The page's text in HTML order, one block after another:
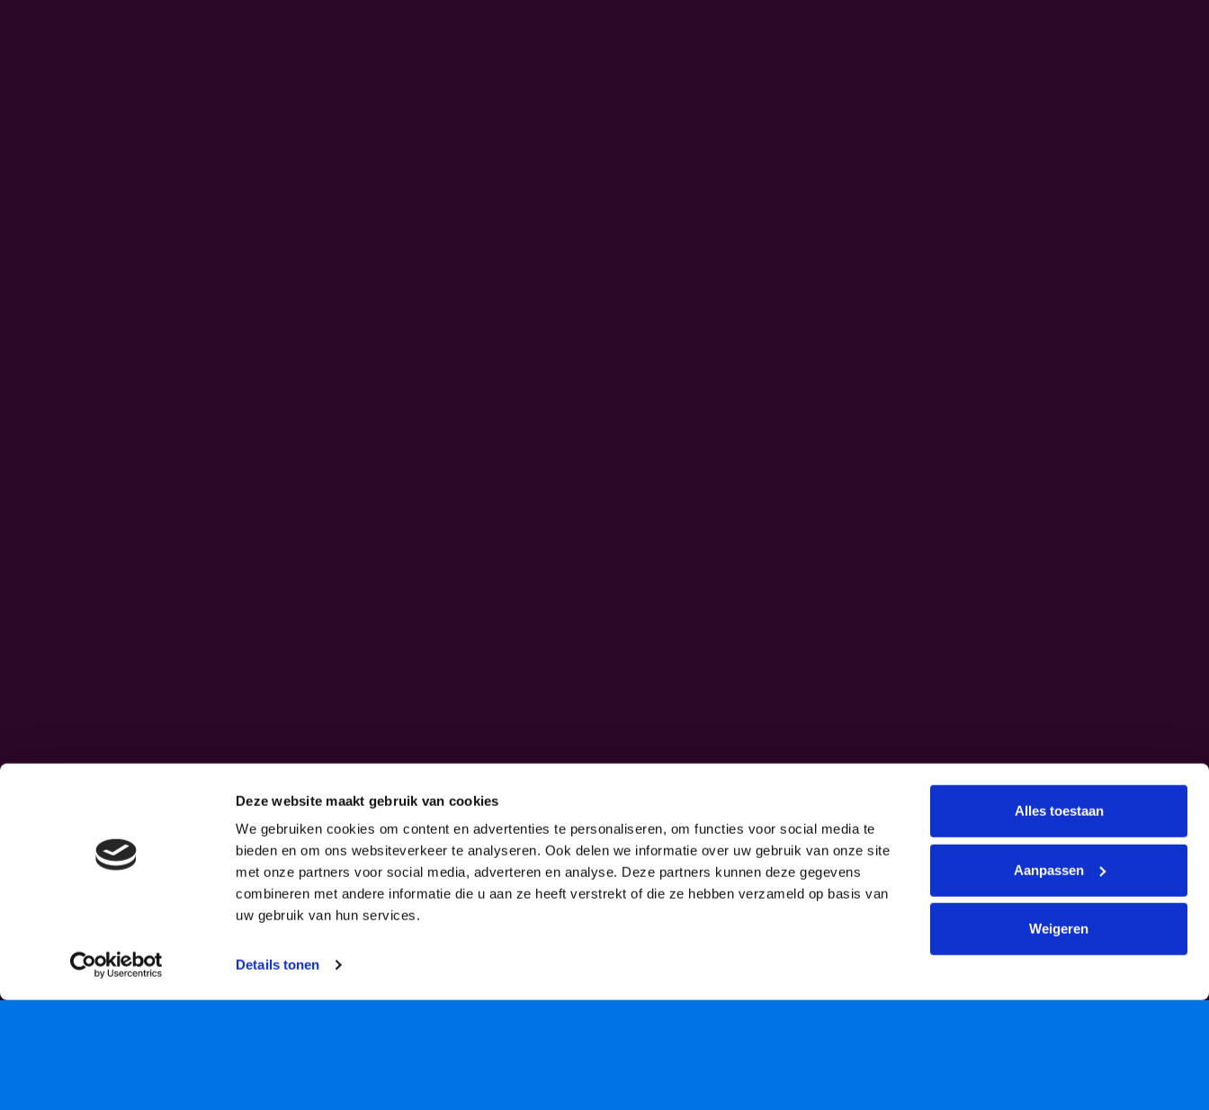
Deze website maakt gebruik van cookies
We gebruiken cookies om content en advertenties te personaliseren, om functies voor social media te
bieden en om ons websiteverkeer te analyseren. Ook delen we informatie over uw gebruik van onze site
met onze partners voor social media, adverteren en analyse. Deze partners kunnen deze gegevens
combineren met andere informatie die u aan ze heeft verstrekt of die ze hebben verzameld op basis van
uw gebruik van hun services.
Details tonen
Alles toestaan
Aanpassen
Weigeren